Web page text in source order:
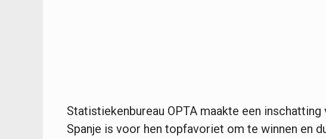
Statistiekenbureau OPTA maakte een inschatting
Spanje is voor hen topfavoriet om te winnen en